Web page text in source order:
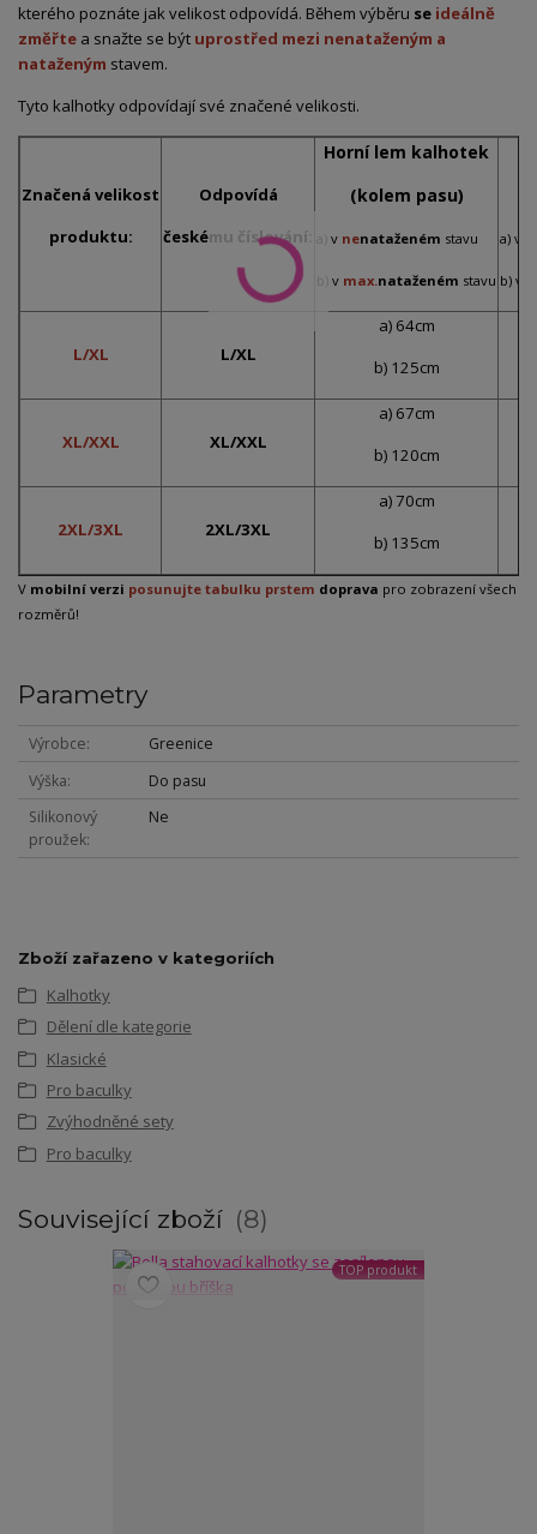
kterého poznáte jak velikost odpovídá. Během výběru se ideálně
změřte a snažte se být uprostřed mezi nenataženým a
nataženým stavem.
Tyto kalhotky odpovídají své značené velikosti.
Značená velikost
produktu:
Odpovídá
českému číslování:
Horní lem kalhotek
(kolem pasu)
a) v nenataženém stavu
b) v max. nataženém stavu
a) v
b) v
L/XL L/XL
a) 64cm
b) 125cm
XL/XXL XL/XXL
a) 67cm
b) 120cm
2XL/3XL 2XL/3XL
a) 70cm
b) 135cm
V mobilní verzi posunujte tabulku prstem doprava pro zobrazení všech
rozměrů!
Parametry
Výrobce
Greenice
Výška
Do pasu
Silikonový
proužek
Ne
Zboží zařazeno v kategoriích
Kalhotky
Dělení dle kategorie
Klasické
Pro baculky
Zvýhodněné sety
Pro baculky
Související zboží 8
TOP produkt